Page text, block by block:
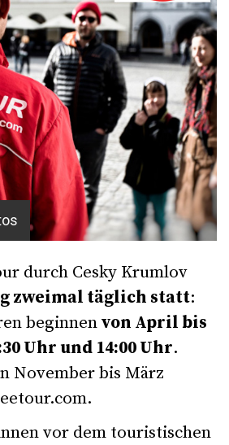
durch Cesky Krumlov
zweimal täglich statt:
beginnenvon April bis
Uhr und 14:00 Uhr.
November bis März
.
vor dem touristischen